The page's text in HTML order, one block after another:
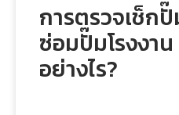
การตรวจเช็ก
ซ่อมปั๊มโรงงา
อย่างไร?